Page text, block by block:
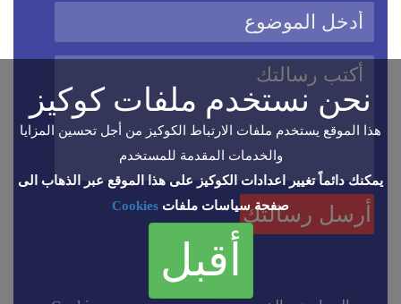
نحن نستخدم ملفات كوكيز
هذا الموقع يستخدم ملفات الارتباط الكوكيز من أجل تحسين المزايا
والخدمات المقدمة للمستخدم
يمكنك دائماً تغيير اعدادات الكوكيز على هذا الموقع عبر الذهاب الى
صفحة سياسات ملفات Cookies
أقبل